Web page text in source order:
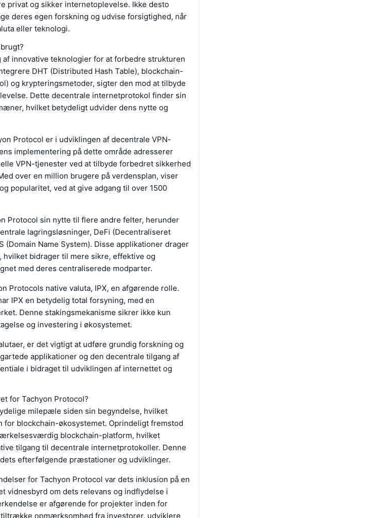
privat og sikker internetoplevelse. Ikke desto
deres egen forskning og udvise forsigtighed, når
eller teknologi.
innovative teknologier for at forbedre strukturen
DHT (Distributed Hash Table), blockchain-
og krypteringsmetoder, sigter den mod at tilbyde
Dette decentrale internetprotokol finder sin
hvilket betydeligt udvider dens nytte og
Protocol er i udviklingen af decentrale VPN-
implementering på dette område adresserer
VPN-tjenester ved at tilbyde forbedret sikkerhed
over en million brugere på verdensplan, viser
popularitet, ved at give adgang til over 1500
Protocol sin nytte til flere andre felter, herunder
lagringsløsninger, DeFi (Decentraliseret
(Domain Name System). Disse applikationer drager
bidrager til mere sikre, effektive og
med deres centraliserede modparter.
Protocols native valuta, IPX, en afgørende rolle.
IPX en betydelig total forsyning, med en
Denne stakingsmekanisme sikrer ikke kun
og investering i økosystemet.
er det vigtigt at udføre grundig forskning og
applikationer og den decentrale tilgang af
i bidraget til udviklingen af internettet og
for Tachyon Protocol?
milepæle siden sin begyndelse, hvilket
blockchain-økosystemet. Oprindeligt fremstod
blockchain-platform, hvilket
tilgang til decentrale internetprotokoller. Denne
efterfølgende præstationer og udviklinger.
for Tachyon Protocol var dets inklusion på en
vidnesbyrd om dets relevans og indflydelse i
er afgørende for projekter inden for
opmærksomhed fra investorer, udviklere